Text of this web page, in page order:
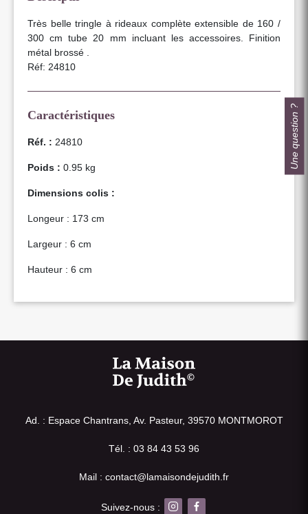
Très belle tringle à rideaux complète extensible de 160 /
300 cm tube 20 mm incluant les accessoires. Finition
métal brossé .
Réf: 24810
Caractéristiques
Réf. : 24810
Poids : 0.95 kg
Dimensions colis :
Longeur : 173 cm
Largeur : 6 cm
Hauteur : 6 cm
Ad. : Espace Chantrans, Av. Pasteur, 39570 MONTMOROT
Tél. : 03 84 43 53 96
Mail : contact@lamaisondejudith.fr
Suivez-nous :
Une question ?